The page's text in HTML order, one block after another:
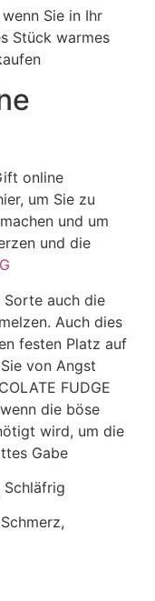
Sie in Ihr
Stück warmes
online
um Sie zu
und um
und die
Sorte auch die
Auch dies
festen Platz auf
von Angst
FUDGE
die böse
wird, um die
Gabe
Schläfrig